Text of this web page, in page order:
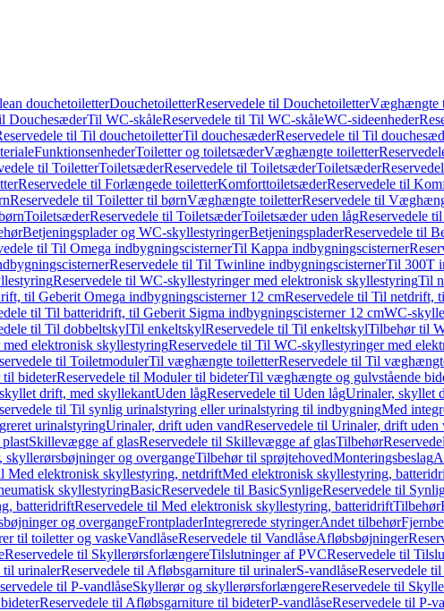
douchetoiletterDouchetoiletterReservedele til DouchetoiletterVæghængte
DouchesæderTil WC-skåleReservedele til Til WC-skåleWC-sideenheder
til Til douchetoiletterTil douchesæderReservedele til Til
FunktionsenhederToiletter og toiletsæderVæghængte toiletter
til ToiletterToiletsæderReservedele til ToiletsæderToiletsæder
Reservedele til Forlængede toiletterKomforttoiletsæderReservedele til
Reservedele til Toiletter til børnVæghængte toiletterReservedele til
ToiletsæderReservedele til ToiletsæderToiletsæder uden lågReservedele
Betjeningsplader og WC-skyllestyringerBetjeningspladerReservedele til
til Til Omega indbygningscisternerTil Kappa indbygningscisterner
Reservedele til Til Twinline indbygningscisternerTil 300T
Reservedele til WC-skyllestyringer med elektronisk skyllestyringTil
til Geberit Omega indbygningscisterner 12 cmReservedele til Til netdrift,
til Til batteridrift, til Geberit Sigma indbygningscisterner 12 cmWC-
til Til dobbeltskylTil enkeltskylReservedele til Til enkeltskylTilbehør til
elektronisk skyllestyringReservedele til Til WC-skyllestyringer med
til ToiletmodulerTil væghængte toiletterReservedele til Til
bideterReservedele til Moduler til bideterTil væghængte og gulvstående
drift, med skyllekantUden lågReservedele til Uden lågUrinaler, skyllet
til Til synlig urinalstyring eller urinalstyring til indbygningMed
urinalstyringUrinaler, drift uden vandReservedele til Urinaler, drift uden
Skillevægge af glasReservedele til Skillevægge af glasTilbehør
skyllerørsbøjninger og overgangeTilbehør til sprøjtehovedMonteringsbeslag
Med elektronisk skyllestyring, netdriftMed elektronisk skyllestyring,
skyllestyringBasicReservedele til BasicSynligeReservedele til
batteridriftReservedele til Med elektronisk skyllestyring, batteridriftTilbehør
og overgangeFrontpladerIntegrerede styringerAndet tilbehør
til toiletter og vaskeVandlåseReservedele til VandlåseAfløbsbøjninger
Reservedele til SkyllerørsforlængereTilslutninger af PVCReservedele til
til urinalerReservedele til Afløbsgarniture til urinalerS-vandlåseReservedele
til P-vandlåseSkyllerør og skyllerørsforlængereReservedele til
Reservedele til Afløbsgarniture til bideterP-vandlåseReservedele til P-